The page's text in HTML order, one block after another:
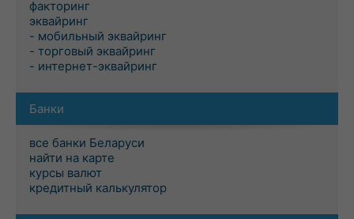
факторинг
эквайринг
- мобильный эквайринг
- торговый эквайринг
- интернет-эквайринг
Банки
все банки Беларуси
найти на карте
курсы валют
кредитный калькулятор